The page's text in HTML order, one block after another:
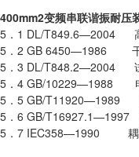
400mm2变频串联谐振耐压
5．1 DL/T849.6—2004 高
5．2 GB 6450—1986 干
5．3 DL/T848.2—2004 试
5．4 GB/10229—1988
5．5 GB/T11920—1989
5．6 GB/T16927.1—1997
5．7 IEC358—1990 耦